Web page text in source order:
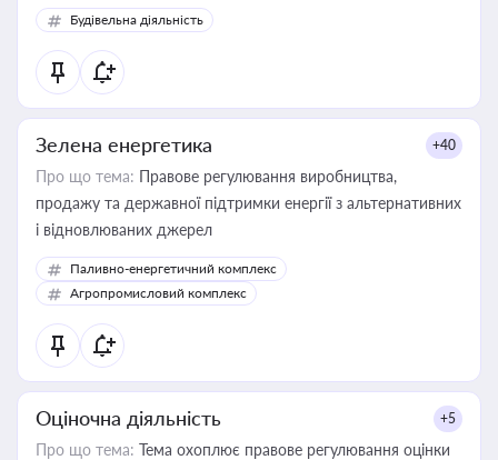
Будівельна діяльність
Зелена енергетика +40
Про що тема: Правове регулювання виробництва,
продажу та державної підтримки енергії з альтернативних
і відновлюваних джерел
Паливно-енергетичний комплекс
Агропромисловий комплекс
Оціночна діяльність +5
Про що тема: Тема охоплює правове регулювання оцінки